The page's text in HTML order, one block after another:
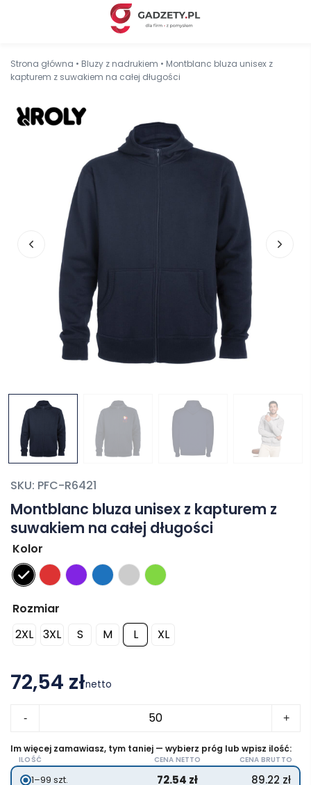
Strona główna • Bluzy z nadrukiem • Montblanc bluza unisex z
kapturem z suwakiem na całej długości
Montblanc bluza unisex z kapturem z
suwakiem na całej długości
SKU: PFC-R6421
Kolor
Rozmiar
2XL
3XL S M L XL
72,54 złnetto
-
unisex
z
+
Im więcej zamawiasz, tym taniej — wybierz próg lub wpisz ilość:
ILOŚĆ CENA NETTO CENA BRUTTO
1–99 szt. 72.54 zł 89.22 zł